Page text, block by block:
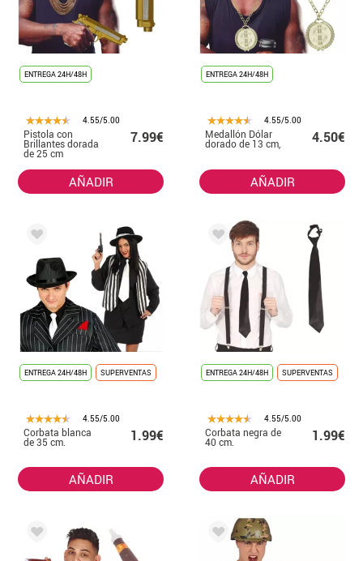
ENTREGA 24H/48H
4.55/5.00
Pistola con
Brillantes dorada
de 25 cm
7.99€
AÑADIR
ENTREGA 24H/48H
4.55/5.00
Medallón Dólar
dorado de 13 cm, 4.50€
AÑADIR
ENTREGA 24H/48H SUPERVENTAS
4.55/5.00
Corbata blanca
de 35 cm. 1.99€
AÑADIR
ENTREGA 24H/48H SUPERVENTAS
4.55/5.00
Corbata negra de
40 cm. 1.99€
AÑADIR